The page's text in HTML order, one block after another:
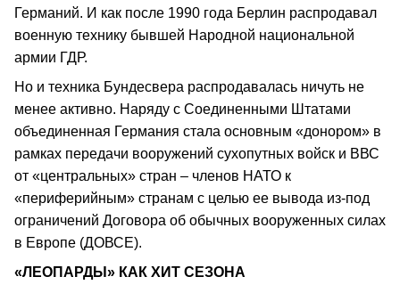
Германий. И как после 1990 года Берлин распродавал
военную технику бывшей Народной национальной
армии ГДР.
Но и техника Бундесвера распродавалась ничуть не
менее активно. Наряду с Соединенными Штатами
объединенная Германия стала основным «донором» в
рамках передачи вооружений сухопутных войск и ВВС
от «центральных» стран – членов НАТО к
«периферийным» странам с целью ее вывода из-под
ограничений Договора об обычных вооруженных силах
в Европе (ДОВСЕ).
«ЛЕОПАРДЫ» КАК ХИТ СЕЗОНА